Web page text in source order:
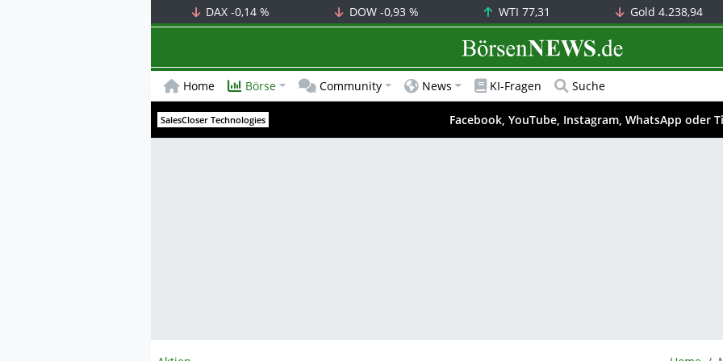
DAX-0,14 % DOW -0,93 % WTI 77,31 Gold 4.238,94
BörsenNEWS.de
Home Börse Community News KI-Fragen Suche
SalesCloser Technologies Facebook, YouTube, Instagram, WhatsApp oder